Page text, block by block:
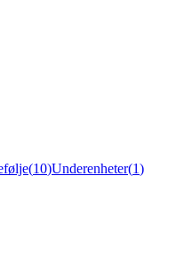
(10)Underenheter(1)